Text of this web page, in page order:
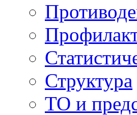
Структура
ТО и